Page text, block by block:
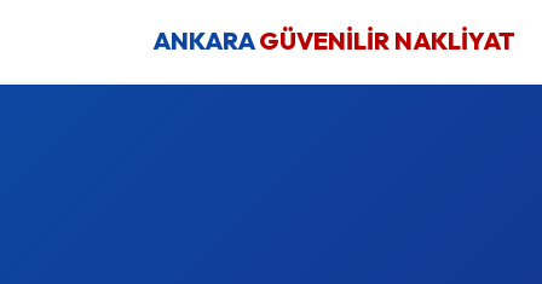
ANKARAGÜVENİLİR NAKLİYAT